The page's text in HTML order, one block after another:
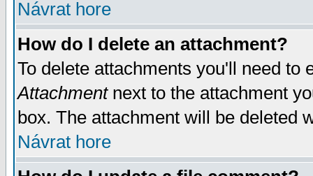
Návrat hore
How do I delete an attachment?
To delete attachments you'll need
Attachmentnext to the attachment
box. The attachment will be deleted
Návrat hore